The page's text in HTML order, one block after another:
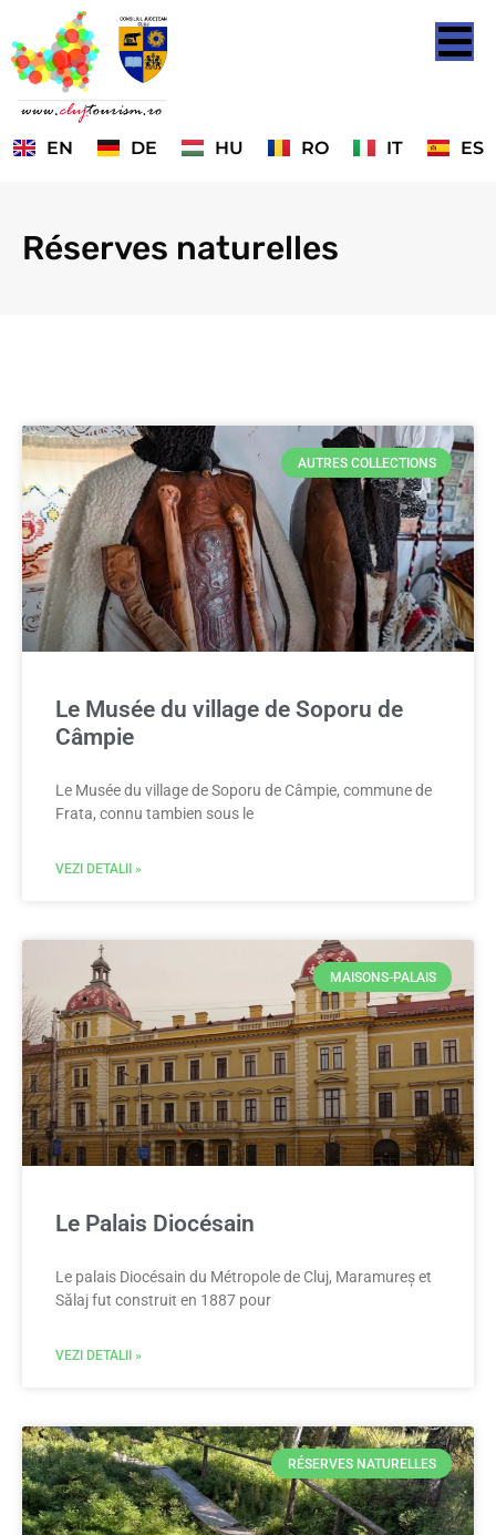
EN DE HU RO IT ES
Réserves naturelles
AUTRES COLLECTIONS
Le Musée du village de Soporu de
Câmpie
Le Musée du village de Soporu de Câmpie, commune de
Frata, connu tambien sous le
VEZI DETALII »
MAISONS-PALAIS
Le Palais Diocésain
Le palais Diocésain du Métropole de Cluj, Maramureș et
Sălaj fut construit en 1887 pour
VEZI DETALII »
RÉSERVES NATURELLES